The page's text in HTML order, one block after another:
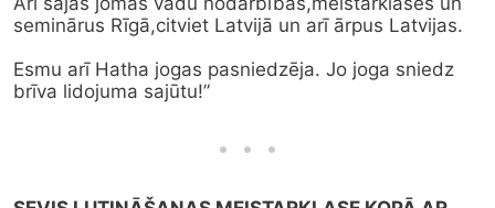
seminārus Rīgā,citviet Latvijā un arī ārpus Latvijas.
Esmu arī Hatha jogas pasniedzēja. Jo joga sniedz
brīva lidojuma sajūtu!”